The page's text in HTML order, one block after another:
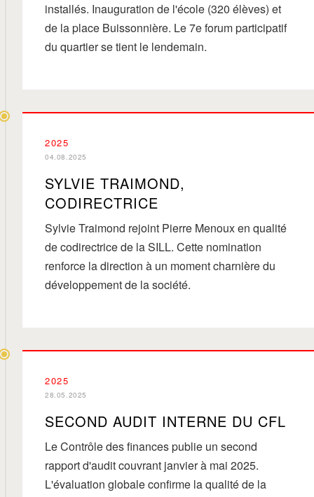
installés. Inauguration de l'école (320 élèves) et
de la place Buissonnière. Le 7e forum participatif
du quartier se tient le lendemain.
2025
04.08.2025
SYLVIE TRAIMOND,
CODIRECTRICE
Sylvie Traimond rejoint Pierre Menoux en qualité
de codirectrice de la SILL. Cette nomination
renforce la direction à un moment charnière du
développement de la société.
2025
28.05.2025
SECOND AUDIT INTERNE DU CFL
Le Contrôle des finances publie un second
rapport d'audit couvrant janvier à mai 2025.
L'évaluation globale confirme la qualité de la